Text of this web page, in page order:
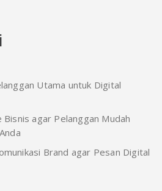
Utama untuk Digital
Bisnis agar Pelanggan Mudah
Brand agar Pesan Digital